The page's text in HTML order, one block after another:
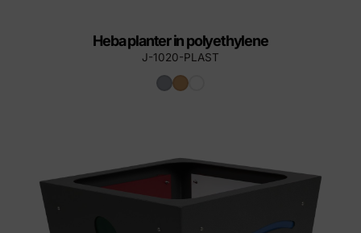
Heba planter in polyethylene
J-1020-PLAST